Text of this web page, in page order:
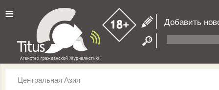
≡ Добавить
Центральная Азия